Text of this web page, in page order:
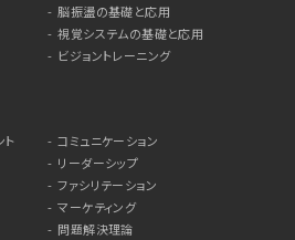
脳振盪の基礎と応用
視覚システムの基礎と応用
ビジョントレーニング
ト
コミュニケーション
リーダーシップ
ファシリテーション
マーケティング
問題解決理論